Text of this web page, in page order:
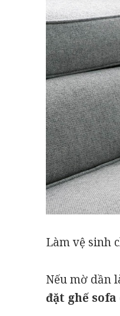
Làm vệ sinh
Nếu mờ dần
đặt ghế